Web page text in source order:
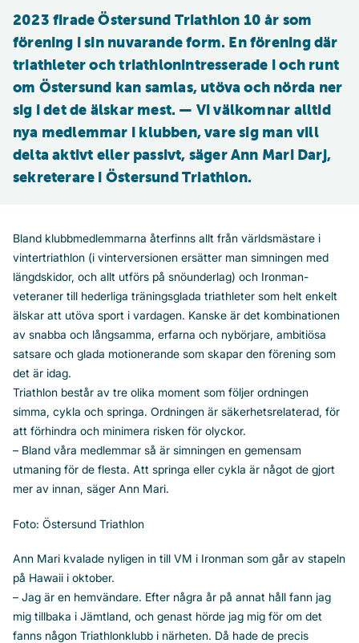
2023 firade Östersund Triathlon 10 år som
förening i sin nuvarande form. En förening där
triathleter och triathlonintresserade i och runt
om Östersund kan samlas, utöva och nörda ner
sig i det de älskar mest. — Vi välkomnar alltid
nya medlemmar i klubben, vare sig man vill
delta aktivt eller passivt, säger Ann Mari Darj,
sekreterare i Östersund Triathlon.
Bland klubbmedlemmarna återfinns allt från världsmästare i
vintertriathlon (i vinterversionen ersätter man simningen med
längdskidor, och allt utförs på snöunderlag) och Ironman-
veteraner till hederliga träningsglada triathleter som helt enkelt
älskar att utöva sport i vardagen. Kanske är det kombinationen
av snabba och långsamma, erfarna och nybörjare, ambitiösa
satsare och glada motionerande som skapar den förening som
det är idag.
Triathlon består av tre olika moment som följer ordningen
simma, cykla och springa. Ordningen är säkerhetsrelaterad, för
att förhindra och minimera risken för olyckor.
– Bland våra medlemmar så är simningen en gemensam
utmaning för de flesta. Att springa eller cykla är något de gjort
mer av innan, säger Ann Mari.
Foto: Östersund Triathlon
Ann Mari kvalade nyligen in till VM i Ironman som går av stapeln
på Hawaii i oktober.
– Jag är en hemvändare. Efter några år på annat håll fann jag
mig tillbaka i Jämtland, och genast hörde jag mig för om det
fanns någon Triathlonklubb i närheten. Då hade de precis